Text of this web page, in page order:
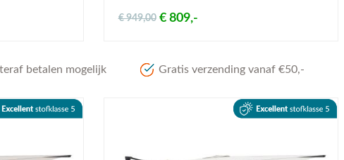
€ 809,-
€ 949,00
betalen mogelijk Gratis verzending vanaf €50,-